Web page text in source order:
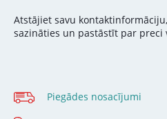
Atstājiet savu
sazināties un pastāstīt par preci
Piegādes nosacījumi